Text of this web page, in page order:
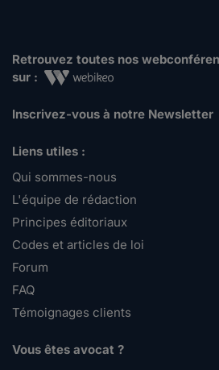
Retrouvez toutes nos
sur :
Inscrivez-vous à notre Newsletter
Liens utiles :
Qui sommes-nous
L'équipe de rédaction
Principes éditoriaux
Codes et articles de loi
Forum
FAQ
Témoignages clients
Vous êtes avocat ?